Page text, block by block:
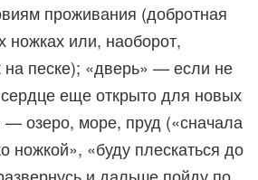
проживания (добротная
ножках или, наоборот,
песке); «дверь» — если не
еще открыто для новых
— озеро, море, пруд («сначала
ножкой», «буду плескаться до